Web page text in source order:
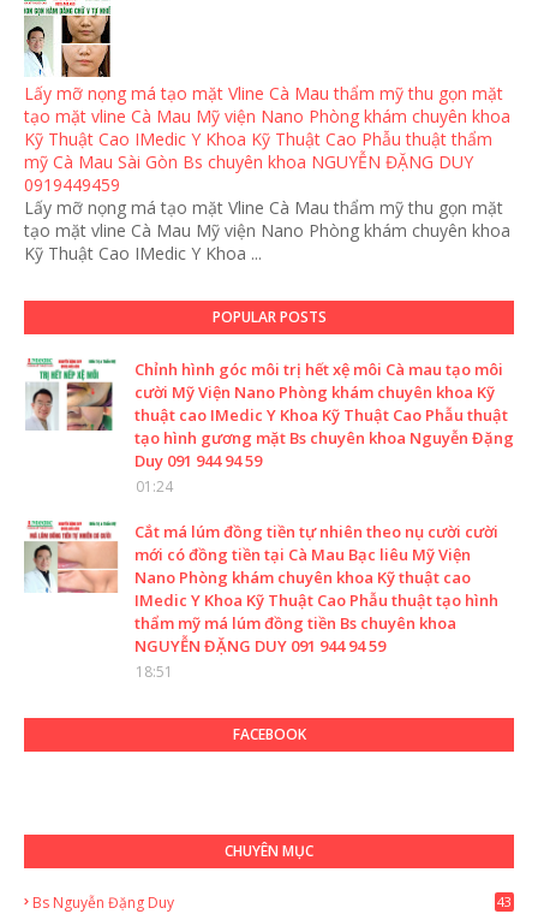
Lấy mỡ nọng má tạo mặt Vline Cà Mau thẩm mỹ thu gọn mặt
tạo mặt vline Cà Mau Mỹ viện Nano Phòng khám chuyên khoa
Kỹ Thuật Cao IMedic Y Khoa Kỹ Thuật Cao Phẫu thuật thẩm
mỹ Cà Mau Sài Gòn Bs chuyên khoa NGUYỄN ĐẶNG DUY
0919449459
Lấy mỡ nọng má tạo mặt Vline Cà Mau thẩm mỹ thu gọn mặt
tạo mặt vline Cà Mau Mỹ viện Nano Phòng khám chuyên khoa
Kỹ Thuật Cao IMedic Y Khoa ...
POPULAR POSTS
Chỉnh hình góc môi trị hết xệ môi Cà mau tạo môi
cười Mỹ Viện Nano Phòng khám chuyên khoa Kỹ
thuật cao IMedic Y Khoa Kỹ Thuật Cao Phẫu thuật
tạo hình gương mặt Bs chuyên khoa Nguyễn Đặng
Duy 091 944 94 59
01:24
Cắt má lúm đồng tiền tự nhiên theo nụ cười cười
mới có đồng tiền tại Cà Mau Bạc liêu Mỹ Viện
Nano Phòng khám chuyên khoa Kỹ thuật cao
IMedic Y Khoa Kỹ Thuật Cao Phẫu thuật tạo hình
thẩm mỹ má lúm đồng tiền Bs chuyên khoa
NGUYỄN ĐẶNG DUY 091 944 94 59
18:51
FACEBOOK
CHUYÊN MỤC
Bs Nguyễn Đặng Duy
43